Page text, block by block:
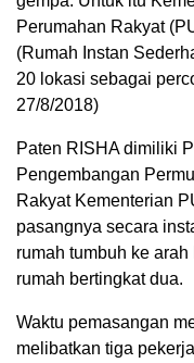
Perumahan Rakyat
(Rumah Instan
20 lokasi sebagai
27/8/2018)
Paten RISHA dimiliki
Pengembangan
Rakyat Kementerian
pasangnya secara
rumah tumbuh ke
rumah bertingkat dua.
Waktu pemasangan
melibatkan tiga